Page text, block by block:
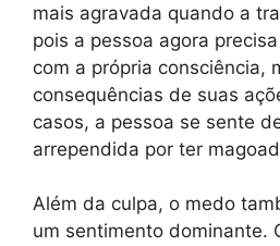
mais agravada quando a
pois a pessoa agora
com a própria consciência,
consequências de suas
casos, a pessoa se sente
arrependida por ter
Além da culpa, o medo
um sentimento dominante.